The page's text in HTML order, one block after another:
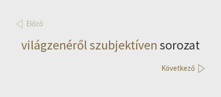
Előző
világzenéről szubjektívensorozat
Következő